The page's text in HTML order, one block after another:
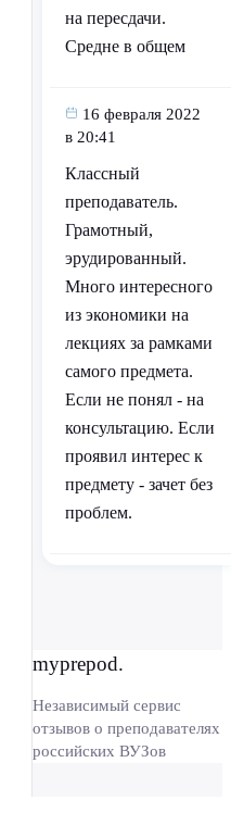
на пересдачи.
Средне в общем
16 февраля 2022
в 20:41
Классный
преподаватель.
Грамотный,
эрудированный.
Много интересного
из экономики на
лекциях за рамками
самого предмета.
Если не понял - на
консультацию. Если
проявил интерес к
предмету - зачет без
проблем.
myprepod.
Независимый сервис
отзывов о преподавателях
российских ВУЗов